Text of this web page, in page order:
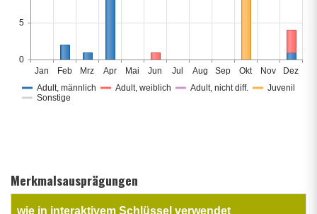
Jan Feb Mrz Apr Mai Jun Jul Aug Sep Okt Nov Dez
0
5
Adult, männlich Adult, weiblich Adult, nicht diff.
Juvenil
Sonstige
Merkmalsausprägungen
wie in interaktivem Schlüssel verwendet